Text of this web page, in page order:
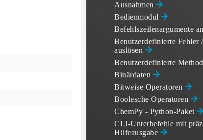
Ausnahmen
Bedienmodul
Befehlszeilenargumente
Benutzerdefinierte Fehler
auslösen
Benutzerdefinierte
Binärdaten
Bitweise Operatoren
Boolesche Operatoren
ChemPy - Python-Paket
CLI-Unterbefehle mit
Hilfeausgabe